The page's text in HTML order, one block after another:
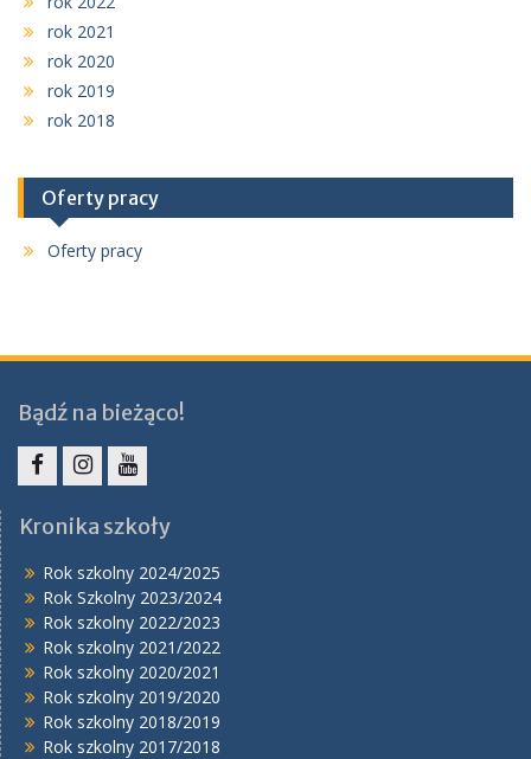
rok 2021
rok 2020
rok 2019
rok 2018
Oferty pracy
Oferty pracy
Bądź na bieżąco!
Kronika szkoły
Rok szkolny 2024/2025
Rok Szkolny 2023/2024
Rok szkolny 2022/2023
Rok szkolny 2021/2022
Rok szkolny 2020/2021
Rok szkolny 2019/2020
Rok szkolny 2018/2019
Rok szkolny 2017/2018